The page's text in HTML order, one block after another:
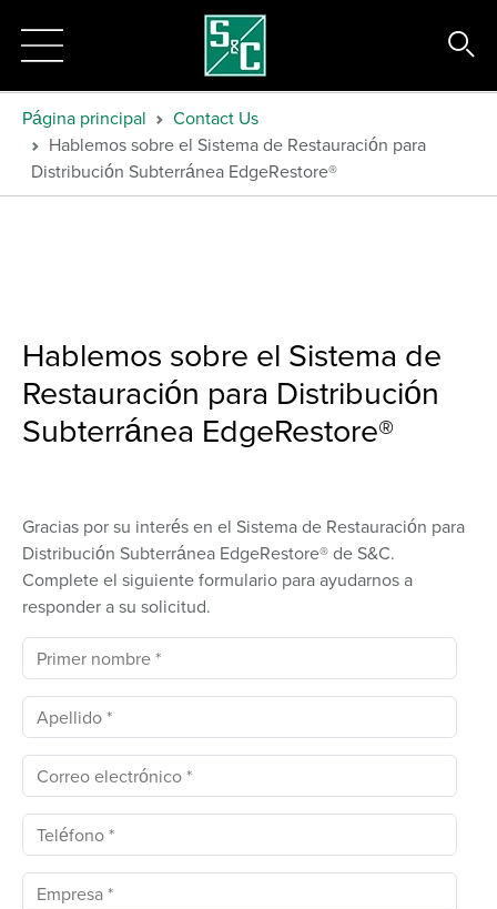
Página principal
Contact Us
Hablemos sobre el Sistema de Restauración para
Distribución Subterránea EdgeRestore®
Hablemos sobre el Sistema de
Restauración para Distribución
Subterránea EdgeRestore®
Gracias por su interés en el Sistema de Restauración para
Distribución Subterránea EdgeRestore® de S&C.
Complete el siguiente formulario para ayudarnos a
responder a su solicitud.